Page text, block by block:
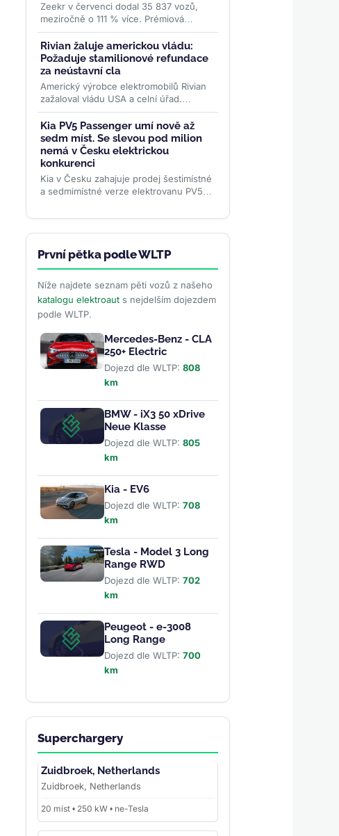
Zeekr v červenci dodal 35 837 vozů,
meziročně o 111 % více. Prémiová
značka skupiny Geely tak zaznamenala
čtvrtý měsíční rekord po...>>
Rivian žaluje americkou vládu:
Požaduje stamilionové refundace
za neústavní cla
Americký výrobce elektromobilů Rivian
zažaloval vládu USA a celní úřad.
Požaduje vrátit desítky milionů dolarů za
zrušená Trumpova...>>
Kia PV5 Passenger umí nově až
sedm míst. Se slevou pod milion
nemá v Česku elektrickou
konkurenci
Kia v Česku zahajuje prodej šestimístné
a sedmimístné verze elektrovanu PV5
vejde pod milion korun —...>>
První pětka podle WLTP
Níže najdete seznam pěti vozů z našeho
katalogu elektroauts nejdelším dojezdem
podle WLTP.
Mercedes-Benz - CLA
250+ Electric
Dojezd dle WLTP: 808
km
BMW - iX3 50 xDrive
Neue Klasse
Dojezd dle WLTP: 805
km
Kia - EV6
Dojezd dle WLTP: 708
km
Tesla - Model 3 Long
Range RWD
Dojezd dle WLTP: 702
km
Peugeot - e-3008
Long Range
Dojezd dle WLTP: 700
km
Superchargery
Zuidbroek, Netherlands
Zuidbroek, Netherlands
20 míst • 250 kW • ne-Tesla